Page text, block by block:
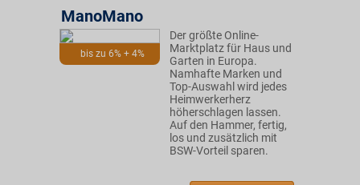
bis zu 6% + 4%
ManoMano
Der größte Online-
Marktplatz für Haus und
Garten in Europa.
Namhafte Marken und
Top-Auswahl wird jedes
Heimwerkerherz
höherschlagen lassen.
Auf den Hammer, fertig,
los und zusätzlich mit
BSW-Vorteil sparen.